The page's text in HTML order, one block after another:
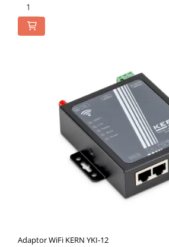
Adaptor WiFi KERN YKI-12